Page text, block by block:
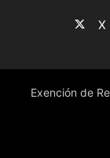
X
Exención de